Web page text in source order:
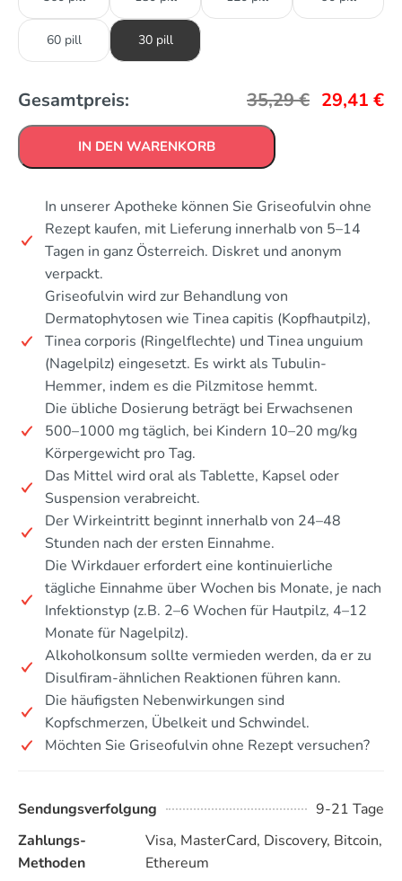
60 pill 30 pill
Gesamtpreis: 35,29€ 29,41 €
IN DEN WARENKORB
In unserer Apotheke können Sie Griseofulvin ohne
Rezept kaufen, mit Lieferung innerhalb von 5–14
Tagen in ganz Österreich. Diskret und anonym
verpackt.
Griseofulvin wird zur Behandlung von
Dermatophytosen wie Tinea capitis (Kopfhautpilz),
Tinea corporis (Ringelflechte) und Tinea unguium
(Nagelpilz) eingesetzt. Es wirkt als Tubulin-
Hemmer, indem es die Pilzmitose hemmt.
Die übliche Dosierung beträgt bei Erwachsenen
500–1000 mg täglich, bei Kindern 10–20 mg/kg
Körpergewicht pro Tag.
Das Mittel wird oral als Tablette, Kapsel oder
Suspension verabreicht.
Der Wirkeintritt beginnt innerhalb von 24–48
Stunden nach der ersten Einnahme.
Die Wirkdauer erfordert eine kontinuierliche
tägliche Einnahme über Wochen bis Monate, je nach
Infektionstyp (z.B. 2–6 Wochen für Hautpilz, 4–12
Monate für Nagelpilz).
Alkoholkonsum sollte vermieden werden, da er zu
Disulfiram-ähnlichen Reaktionen führen kann.
Die häufigsten Nebenwirkungen sind
Kopfschmerzen, Übelkeit und Schwindel.
Möchten Sie Griseofulvin ohne Rezept versuchen?
Sendungsverfolgung
9-21 Tage
Zahlungs-
Methoden
Visa, MasterCard, Discovery, Bitcoin,
Ethereum